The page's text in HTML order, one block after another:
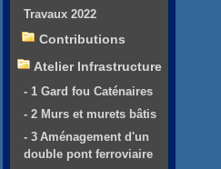
Travaux 2022
Contributions
Atelier Infrastructure
- 1 Gard fou Caténaires
- 2 Murs et murets bâtis
- 3 Aménagement d'un
double pont ferroviaire